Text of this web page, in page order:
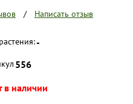
/ Написать отзыв
-
556
в наличии